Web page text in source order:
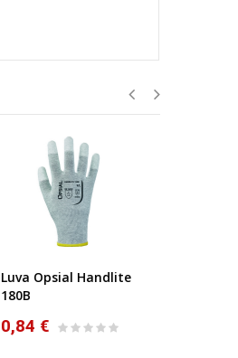
Luva Opsial Handlite
180B
0,84 €